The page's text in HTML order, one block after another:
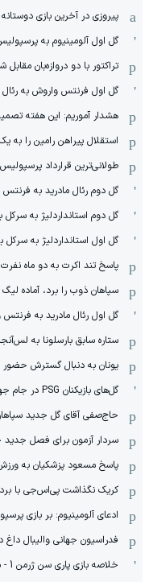
پیروزی در آخرین بازی
گل اول آلومینیوم به
تراکتور با دو دروازه‌بان
گل اول فرنتس واروش به رئال
هشدار آموریم: این هفته
استقلال پیراهن رامین را به
طولانی‌ترین قرارداد
گل دوم رئال مادرید به
گل دوم استانداردلیژ به
گل اول استانداردلیژ به
پاسخ تند اکرت به دو ماه نفرت
سپاهان ذوب را برد، آماده لیگ
گل اول رئال مادرید به
ستاره سابق بارسلونا به
یونان به دنبال گسترش
گل‌های بازیکنان PSG در جام جهانی 2026
حاج‌صفی آقای گل جدید
سردار آزمون برای فصل
پاسخ مسعود پزشکیان به
کریک نگذاشت پی‌اس‌جی با
ادعای آلومینیوم: بر بازی
فدراسیون جهانی والیبال داغ
خلاصه بازی پاری سن ژرمن 1 - منچستریونایتد 1